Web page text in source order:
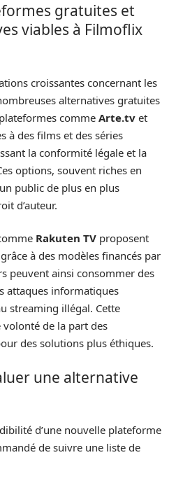
gratuites et
viables à Filmoflix
croissantes concernant les
alternatives gratuites
comme Arte.tv et
à des films et des séries
la conformité légale et la
options, souvent riches en
public de plus en plus
d’auteur.
Rakuten TV proposent
à des modèles financés par
peuvent ainsi consommer des
attaques informatiques
streaming illégal. Cette
de la part des
des solutions plus éthiques.
une alternative
d’une nouvelle plateforme
de suivre une liste de